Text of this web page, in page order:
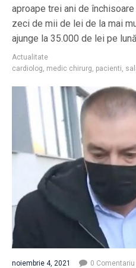
aproape trei ani de
zeci de mii de lei de la mai
ajunge la 35.000 de lei pe
Actualitate
cardiolog, medic chirurg, pacienti,
noiembrie 4, 2021 0 Comentariu